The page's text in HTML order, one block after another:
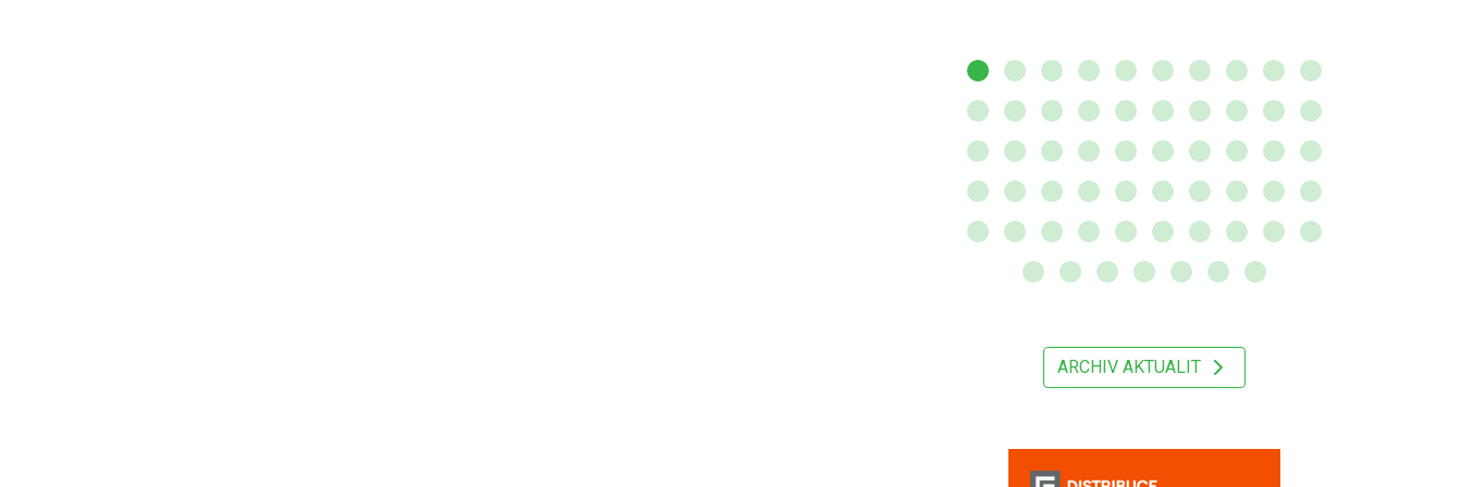
ARCHIV AKTUALIT